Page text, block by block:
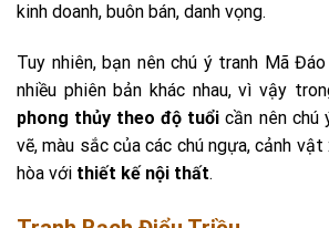
kinh doanh, buôn bán, danh vọng.
Tuy nhiên, bạn nên chú ý tranh Mã
nhiều phiên bản khác nhau, vì vậy
phong thủy theo độ tuổi cần nên chú
vẽ, màu sắc của các chú ngựa, cảnh vật
hòa với thiết kế nội thất.